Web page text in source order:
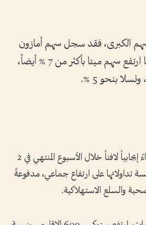
الكبرى، فقد سجل سهم أمازون
مكاسب أسبوعية بنحو 7 %، كما ارتفع سهم ميتا بأكثر من 7 % أيضاً،
وسجلت أسواق الأسهم الأوروبية أداءً إيجابياً لافتاً خلال الأسبوع المنتهي في 2
الرئيسة تداولاتها على ارتفاع جماعي، مدفوعةً
والسلع الاستهلاكية.